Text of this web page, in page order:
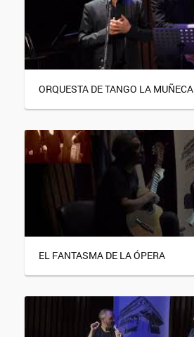
ORQUESTA DE TANGO LA MUÑECA
EL FANTASMA DE LA ÓPERA